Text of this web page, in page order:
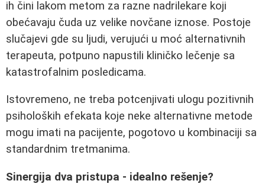
ih čini lakom metom za razne nadrilekare koji
obećavaju čuda uz velike novčane iznose. Postoje
slučajevi gde su ljudi, verujući u moć alternativnih
terapeuta, potpuno napustili kliničko lečenje sa
katastrofalnim posledicama.
Istovremeno, ne treba potcenjivati ulogu pozitivnih
psiholoških efekata koje neke alternativne metode
mogu imati na pacijente, pogotovo u kombinaciji sa
standardnim tretmanima.
Sinergija dva pristupa - idealno rešenje?